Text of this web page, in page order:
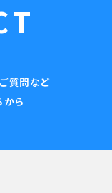
質問など
ら